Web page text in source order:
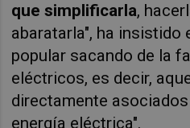
que simplificarla,
abaratarla", ha insistido
popular sacando de la
eléctricos, es decir,
directamente
energía eléctrica".